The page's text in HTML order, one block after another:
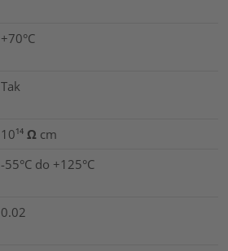
+70°C
Tak
10¹⁴ Ω cm
-55°C do +125°C
0.02